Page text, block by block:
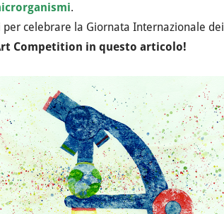
.
per celebrare la Giornata Internazionale dei
Competition in questo articolo!